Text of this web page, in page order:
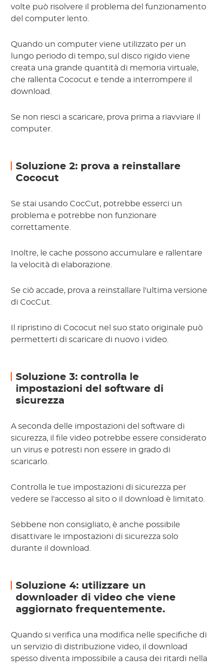
volte può risolvere il problema del funzionamento
del computer lento.
Quando un computer viene utilizzato per un
lungo periodo di tempo, sul disco rigido viene
creata una grande quantità di memoria virtuale,
che rallenta Cococut e tende a interrompere il
download.
Se non riesci a scaricare, prova prima a riavviare il
computer.
Soluzione 2: prova a reinstallare
Cococut
Se stai usando CocCut, potrebbe esserci un
problema e potrebbe non funzionare
correttamente.
Inoltre, le cache possono accumulare e rallentare
la velocità di elaborazione.
Se ciò accade, prova a reinstallare l'ultima versione
di CocCut.
Il ripristino di Cococut nel suo stato originale può
permetterti di scaricare di nuovo i video.
Soluzione 3: controlla le
impostazioni del software di
sicurezza
A seconda delle impostazioni del software di
sicurezza, il file video potrebbe essere considerato
un virus e potresti non essere in grado di
scaricarlo.
Controlla le tue impostazioni di sicurezza per
vedere se l'accesso al sito o il download è limitato.
Sebbene non consigliato, è anche possibile
disattivare le impostazioni di sicurezza solo
durante il download.
Soluzione 4: utilizzare un
downloader di video che viene
aggiornato frequentemente.
Quando si verifica una modifica nelle specifiche di
un servizio di distribuzione video, il download
spesso diventa impossibile a causa dei ritardi nella